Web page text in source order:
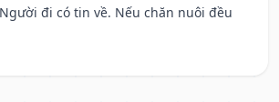
đi có tin về. Nếu chăn nuôi đều